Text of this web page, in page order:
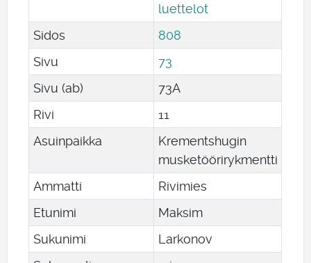
luettelot
Sidos
808
Sivu
73
Sivu (ab)
73A
Rivi
11
Asuinpaikka
Krementshugin
musketöörirykmentti
Ammatti
Rivimies
Etunimi
Maksim
Sukunimi
Larkonov